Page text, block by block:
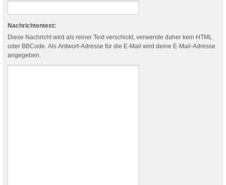
Nachrichtentext:
Diese Nachricht wird als reiner Text verschickt, verwende daher kein HTML
oder BBCode. Als Antwort-Adresse für die E-Mail wird deine E-Mail-Adresse
angegeben.